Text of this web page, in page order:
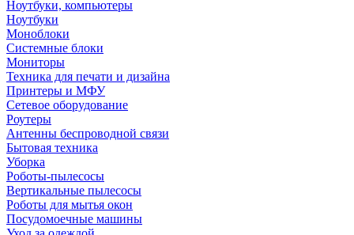
Ноутбуки, компьютеры
Ноутбуки
Моноблоки
Системные блоки
Мониторы
Техника для печати и дизайна
Принтеры и МФУ
Сетевое оборудование
Роутеры
Антенны беспроводной связи
Бытовая техника
Уборка
Роботы-пылесосы
Вертикальные пылесосы
Роботы для мытья окон
Посудомоечные машины